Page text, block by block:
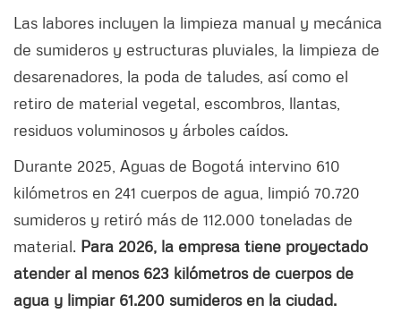
Las labores incluyen la limpieza manual y mecánica
de sumideros y estructuras pluviales, la limpieza de
desarenadores, la poda de taludes, así como el
retiro de material vegetal, escombros, llantas,
residuos voluminosos y árboles caídos.
Durante 2025, Aguas de Bogotá intervino 610
kilómetros en 241 cuerpos de agua, limpió 70.720
sumideros y retiró más de 112.000 toneladas de
material. Para 2026, la empresa tiene proyectado
atender al menos 623 kilómetros de cuerpos de
agua y limpiar 61.200 sumideros en la ciudad.